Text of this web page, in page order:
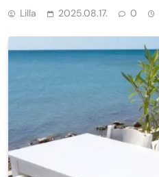
Lilla 2025.08.17. 0